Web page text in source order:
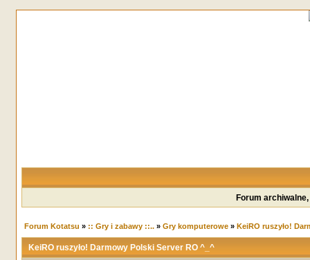
Forum
Forum Kotatsu » :: Gry i zabawy ::..» Gry komputerowe» KeiRO ruszyło!
KeiRO ruszyło! Darmowy Polski Server RO ^_^